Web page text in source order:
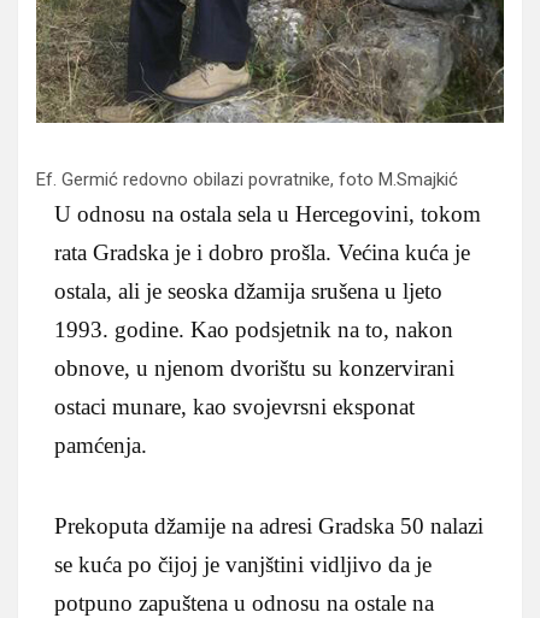
Ef. Germić redovno obilazi povratnike, foto M.Smajkić
U odnosu na ostala sela u Hercegovini, tokom
rata Gradska je i dobro prošla. Većina kuća je
ostala, ali je seoska džamija srušena u ljeto
1993. godine. Kao podsjetnik na to, nakon
obnove, u njenom dvorištu su konzervirani
ostaci munare, kao svojevrsni eksponat
pamćenja.
Prekoputa džamije na adresi Gradska 50 nalazi
se kuća po čijoj je vanjštini vidljivo da je
potpuno zapuštena u odnosu na ostale na